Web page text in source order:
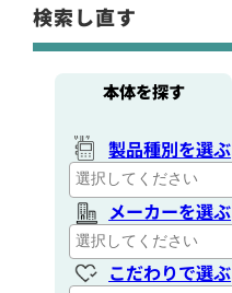
検索し直す
本体を探す
製品種別を選ぶ
メーカーを選ぶ
こだわりで選ぶ